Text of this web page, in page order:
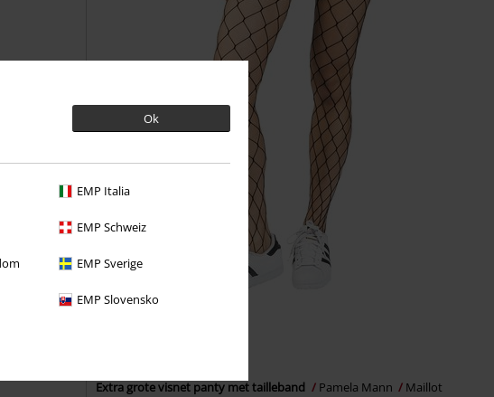
Ok
EMP Italia
EMP Schweiz
EMP Sverige
EMP Slovensko
Extra grote visnet panty met tailleband Pamela Mann Maillot